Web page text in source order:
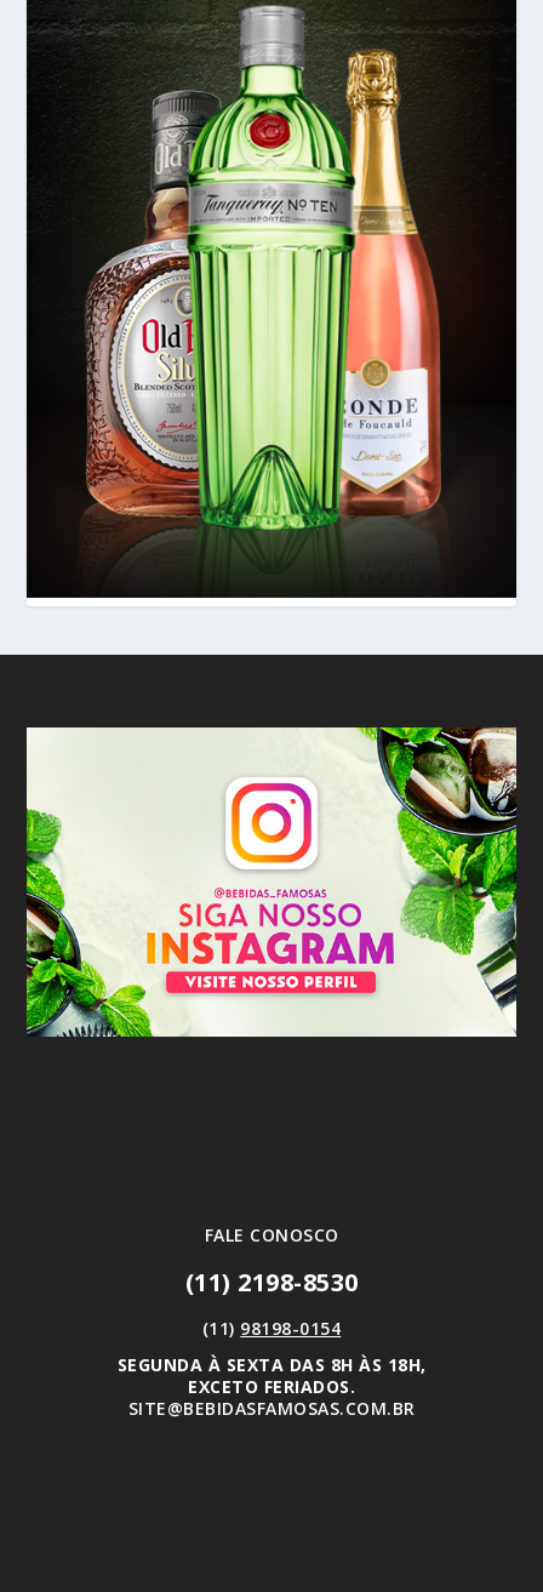
FALE CONOSCO
(11) 2198-8530
(11) 98198-0154
SEGUNDA À SEXTA DAS 8H ÀS 18H,
EXCETO FERIADOS.
SITE@BEBIDASFAMOSAS.COM.BR